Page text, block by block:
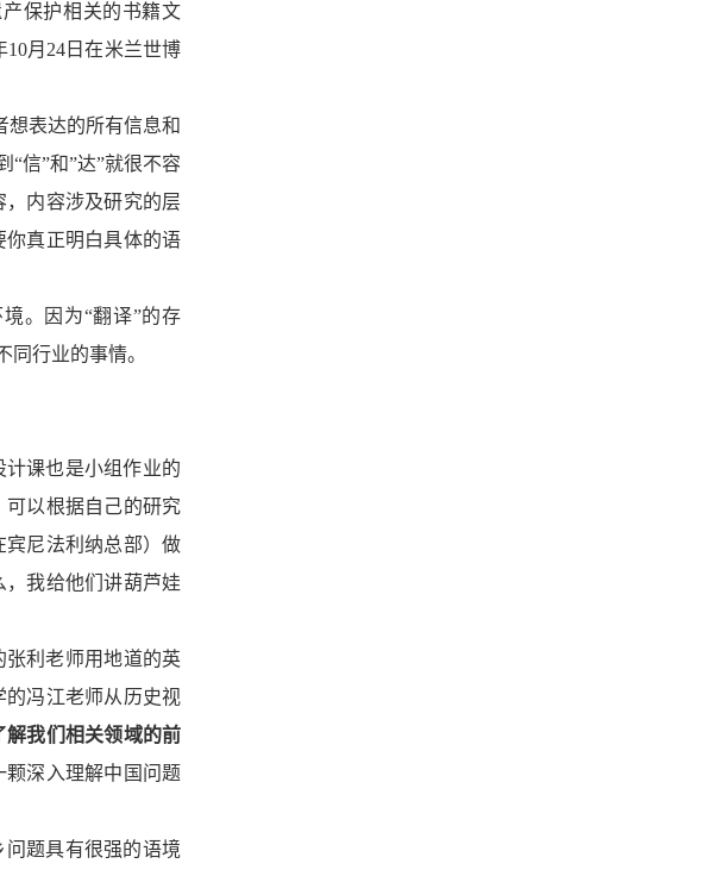
保护相关的书籍文
10月24日在米兰世博
想表达的所有信息和
“信”和”达”就很不容
内容涉及研究的层
你真正明白具体的语
。因为“翻译”的存
行业的事情。
课也是小组作业的
以根据自己的研究
宾尼法利纳总部）做
我给他们讲葫芦娃
张利老师用地道的英
冯江老师从历史视
解我们相关领域的前
深入理解中国问题
问题具有很强的语境